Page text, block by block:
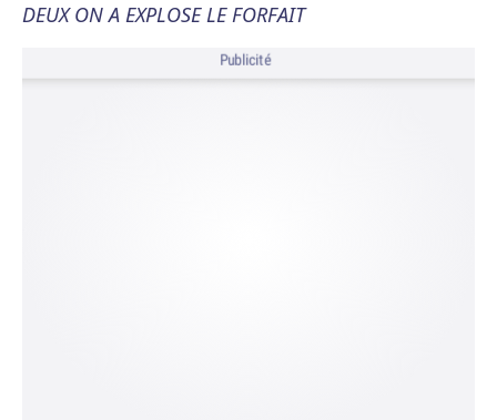
DEUX ON A EXPLOSE LE FORFAIT
Publicité